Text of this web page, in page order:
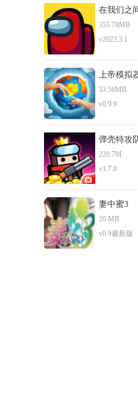
在我们之
355.78MB
v2023.3.1
上帝模拟
33.56MB
v0.9.9
弹壳特攻
220.7M
v1.7.0
妻中蜜3
20 MB
v0.9最新版